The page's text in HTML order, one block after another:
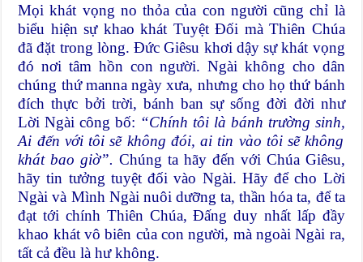
Mọi khát vọng no thỏa của con người cũng chỉ là
biểu hiện sự khao khát Tuyệt Đối mà Thiên Chúa
đã đặt trong lòng. Đức Giêsu khơi dậy sự khát vọng
đó nơi tâm hồn con người. Ngài không cho dân
chúng thứ manna ngày xưa, nhưng cho họ thứ bánh
đích thực bởi trời, bánh ban sự sống đời đời như
Lời Ngài công bố: “Chính tôi là bánh trường sinh,
Ai đến với tôi sẽ không đói, ai tin vào tôi sẽ không
khát bao giờ”.Chúng ta hãy đến với Chúa Giêsu,
hãy tin tưởng tuyệt đối vào Ngài. Hãy để cho Lời
Ngài và Mình Ngài nuôi dưỡng ta, thần hóa ta, để ta
đạt tới chính Thiên Chúa, Đấng duy nhất lấp đầy
khao khát vô biên của con người, mà ngoài Ngài ra,
tất cả đều là hư không.